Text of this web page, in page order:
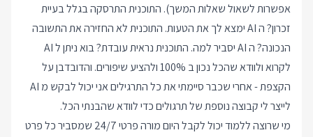
אפשרות לשאול שאלות המשך). התוכנית התרסקה בגלל בעיית
זכרון? ה AI ימצא לך את הטעות. התוכנית לא החזירה את התשובה
הנכונה? ה AI יסביר למה. התוכנית נראית עובדת? בוא ניתן ל AI
לקרוא ולוודא שהכל נכון ב 100% ולהציע שיפורים. והדובדבן על
הקצפת - אחרי שכבר סיימתי את כל התרגילים אני יכול לבקש מ AI
לייצר לי קבוצה נוספת של תרגולים כדי לוודא שהבנתי הכל.
מי שרוצה ללמוד יכול לקבל היום מורה פרטי 24/7 שמסביר כל פרט